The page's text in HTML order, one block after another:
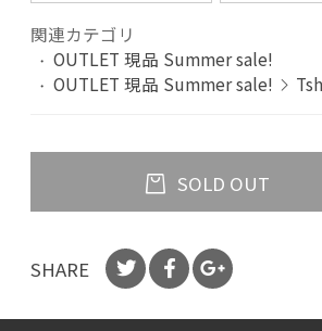
関連カテゴリ
OUTLET 現品 Summer sale!
OUTLET 現品 Summer sale!
SOLD OUT
SHARE